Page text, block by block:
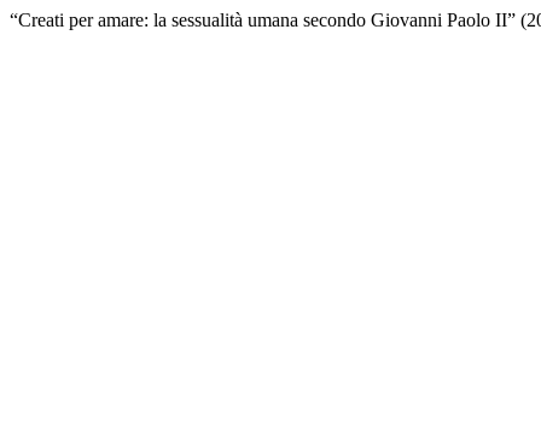
“Creati per amare: la sessualità umana secondo Giovanni Paolo II”